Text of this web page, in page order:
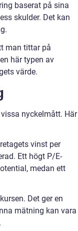
baserat på sina
skulder. Det kan
man tittar på
här typen av
värde.
nyckelmått. Här
vinst per
Ett högt P/E-
medan ett
Det ger en
mätning kan vara